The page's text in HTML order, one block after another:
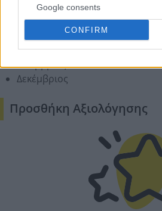
Google consents
CONFIRM
Ιούλιος
Αύγουστος
Σεπτέμβριος
Οκτώβριος
Νοέμβριος
Δεκέμβριος
Προσθήκη Αξιολόγησης